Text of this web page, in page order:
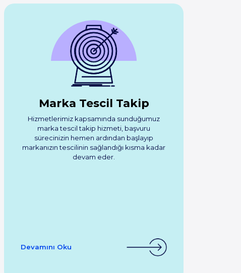
Marka Tescil Takip
Hizmetlerimiz kapsamında sunduğumuz
marka tescil takip hizmeti, başvuru
sürecinizin hemen ardından başlayıp
markanızın tescilinin sağlandığı kısma kadar
devam eder.
Devamını Oku